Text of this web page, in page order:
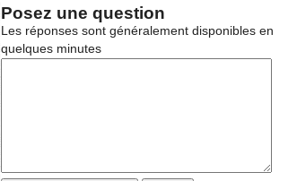
Posez une question
Les réponses sont généralement disponibles en
quelques minutes